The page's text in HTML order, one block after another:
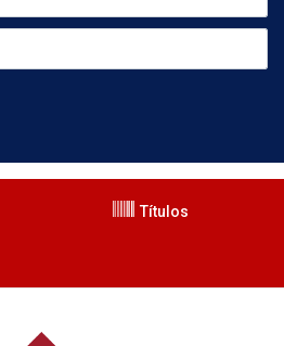
Títulos